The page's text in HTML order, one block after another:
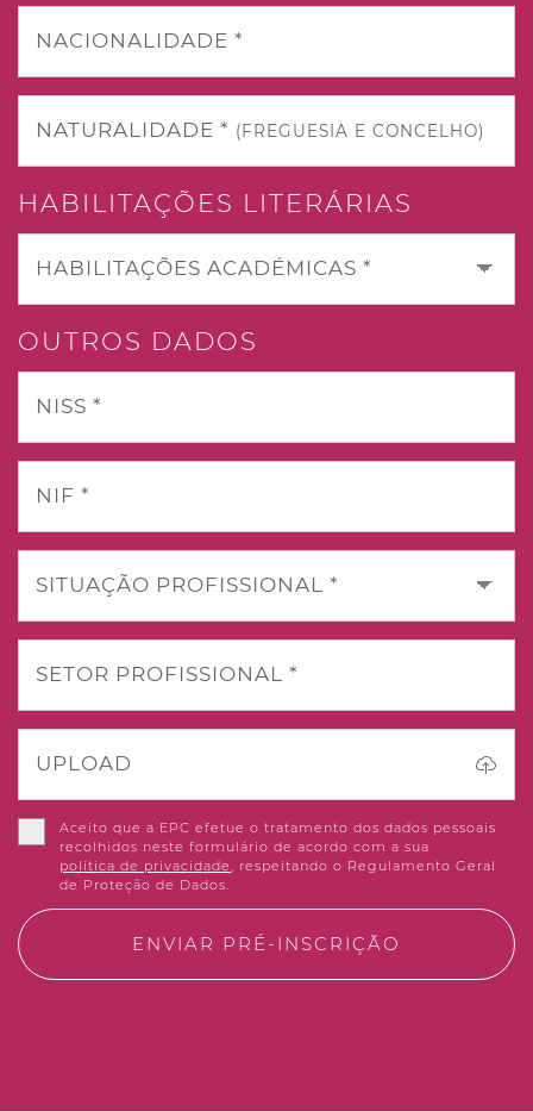
NACIONALIDADE *
NATURALIDADE * (FREGUESIA E CONCELHO)
HABILITAÇÕES LITERÁRIAS
HABILITAÇÕES ACADÉMICAS *
OUTROS DADOS
NISS *
NIF *
SITUAÇÃO PROFISSIONAL *
SETOR PROFISSIONAL *
UPLOAD
Aceito que a EPC efetue o tratamento dos dados pessoais
recolhidos neste formulário de acordo com a sua
política de privacidade, respeitando o Regulamento Geral
de Proteção de Dados.
ENVIAR PRÉ-INSCRIÇÃO